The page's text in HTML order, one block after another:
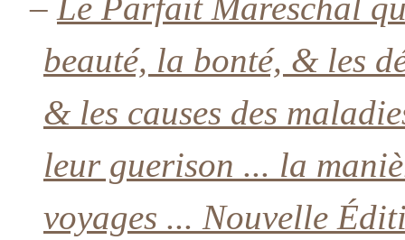
beauté, la bonté, & les
& les causes des
leur guerison ... la
voyages ... Nouvelle